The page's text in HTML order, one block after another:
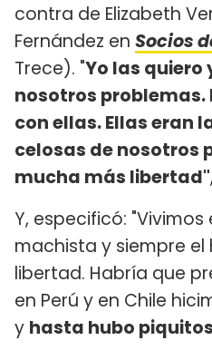
contra de Elizabeth
Fernández en Socios
Trece). "Yo las quiero
nosotros problemas.
con ellas. Ellas eran
celosas de nosotros
mucha más libertad"
Y, especificó:
machista y siempre
libertad. Habría que
en Perú y en Chile
y hasta hubo piquitos